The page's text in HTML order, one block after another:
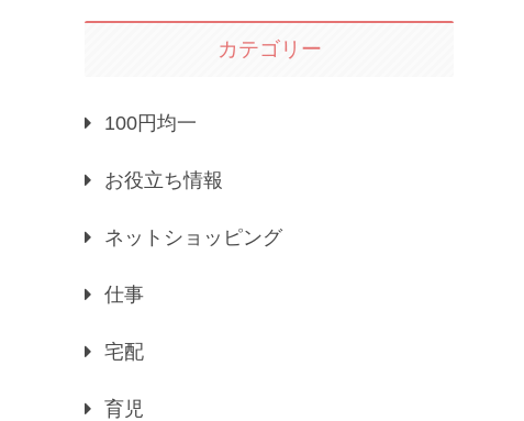
カテゴリー
100円均一
お役立ち情報
ネットショッピング
仕事
宅配
育児